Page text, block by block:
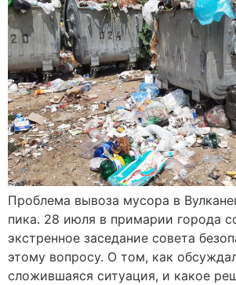
Проблема вывоза мусора в
пика. 28 июля в примарии города
экстренное заседание совета
этому вопросу. О том, как
сложившаяся ситуация, и какое